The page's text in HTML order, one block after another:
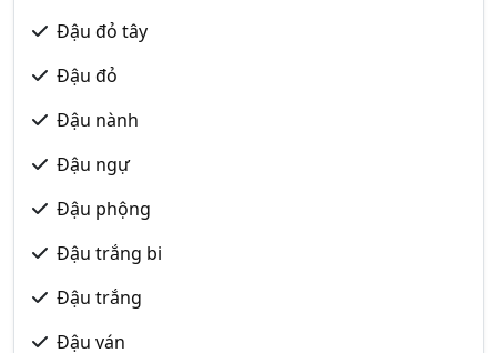
Đậu đỏ tây
Đậu đỏ
Đậu nành
Đậu ngự
Đậu phộng
Đậu trắng bi
Đậu trắng
Đậu ván